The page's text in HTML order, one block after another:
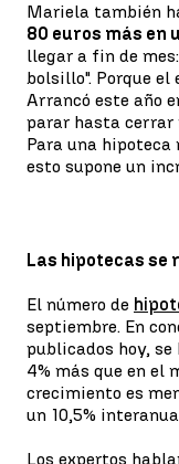
Mariela también
80 euros más en
llegar a fin de
bolsillo". Porque el
Arrancó este año
parar hasta cerrar
Para una hipoteca
esto supone un
Las hipotecas se
El número de
septiembre. En
publicados hoy,
4% más que en el
crecimiento es
un 10,5%
Los expertos